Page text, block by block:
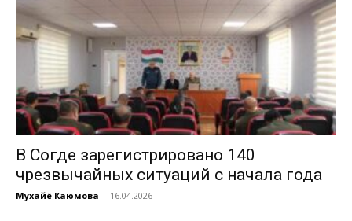
В Согде зарегистрировано 140
чрезвычайных ситуаций с начала года
Мухайё Каюмова - 16.04.2026